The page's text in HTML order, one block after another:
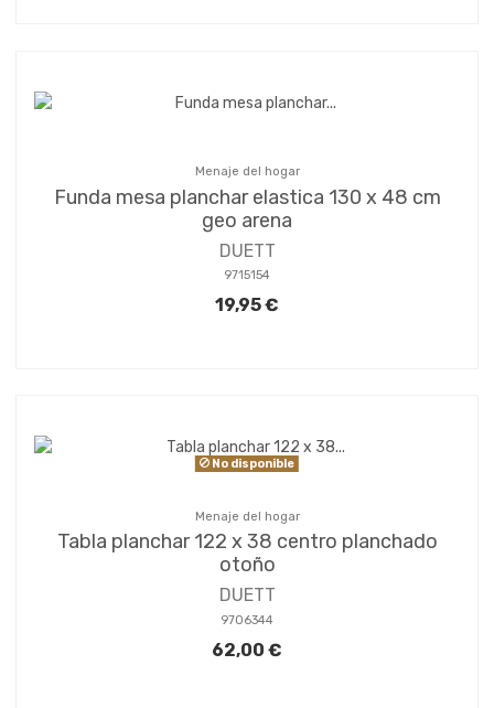
Menaje del hogar
Funda mesa planchar elastica 130 x 48 cm
geo arena
DUETT
9715154
19,95 €
No disponible
Menaje del hogar
Tabla planchar 122 x 38 centro planchado
otoño
DUETT
9706344
62,00 €